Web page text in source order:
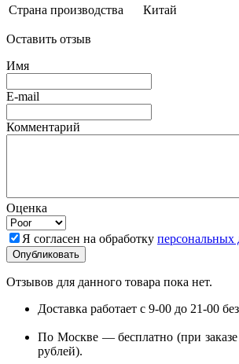
Страна производства
Китай
Оставить отзыв
Имя
E-mail
Комментарий
Оценка
Я согласен на обработку персональных
Отзывов для данного товара пока нет.
Доставка работает с 9-00 до 21-00
По Москве — бесплатно (при
рублей).